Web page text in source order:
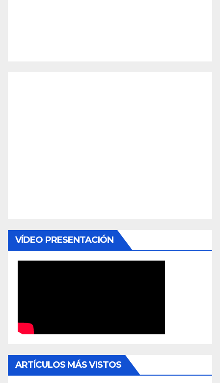
VÍDEO PRESENTACIÓN
ARTÍCULOS MÁS VISTOS